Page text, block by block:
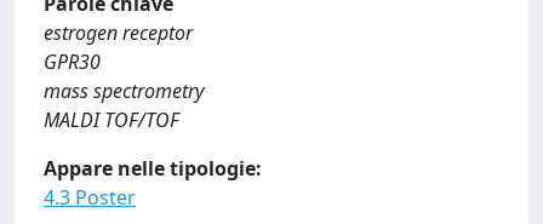
estrogen receptor
GPR30
mass spectrometry
MALDI TOF/TOF
Appare nelle tipologie:
4.3 Poster